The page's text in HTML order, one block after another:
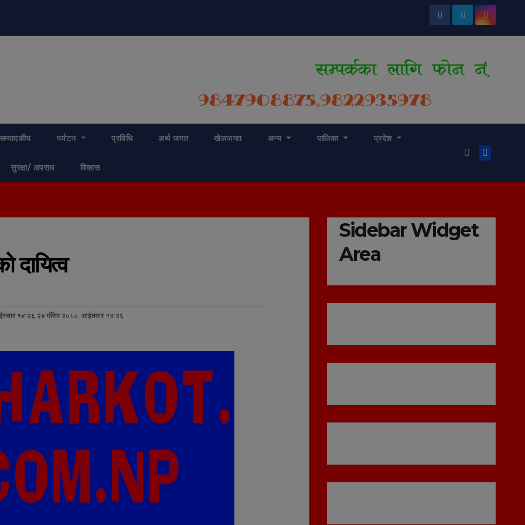
सम्पादकीय पर्यटन प्रविधि अर्थ जगत खेलजगत अन्य पालिका प्रदेश
सुरक्षा/ अपराध विकास
दायित्व
१४:२६ २४ मंसिर २०८०, आईतवार १४:२६
Sidebar Widget
Area